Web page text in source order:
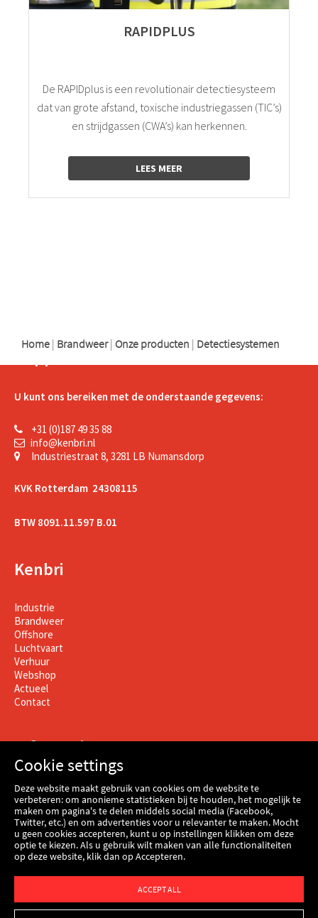
RAPIDPLUS
De RAPIDplus is een revolutionair detectiesysteem
dat van grote afstand, toxische industriegassen (TIC’s)
en strijdgassen (CWA’s) kan herkennen.
LEES MEER
Home | Brandweer | Onze producten | Detectiesystemen
Support
U kunt ons bereiken met de onderstaande gegevens:
+31 (0)187 49 35 88
info@kenbri.nl
Industriestraat 8, 3281 LB Numansdorp
KVK Rotterdam 24308115
BTW 8091.11.597 B.01
Kenbri
Industrie
Brandweer
Offshore
Luchtvaart
Verhuur
Webshop
Actueel
Contact
Informatie
Contact
Werken bij Kenbri
Certificering
Voorwaarden
Termen
Disclaimer
Privacy & cookie verklaring
Cookie settings
Deze website maakt gebruik van cookies om de website te
verbeteren: om anonieme statistieken bij te houden, het mogelijk te
maken om pagina's te delen middels social media (Facebook,
Twitter, etc.) en om advertenties voor u relevanter te maken. Mocht
u geen cookies accepteren, kunt u op instellingen klikken om deze
optie te kiezen. Als u gebruik wilt maken van alle functionaliteiten
op deze website, klik dan op Accepteren.
ACCEPT ALL